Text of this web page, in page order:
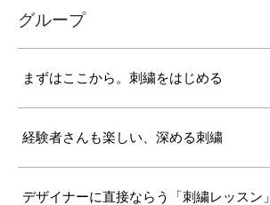
グループ
まずはここから。刺繍をはじめる
経験者さんも楽しい、深める刺繍
デザイナーに直接ならう「刺繍レッスン」